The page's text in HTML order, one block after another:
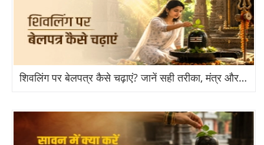
गर्भवती महिलाओं के लिए योग
योग दिवस
शिवलिंग पर बेलपत्र कैसे चढ़ाएं? जानें सही तरीका, मंत्र और जरूरी नियम